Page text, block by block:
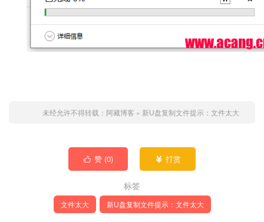
未经允许不得转载： 阿藏博客 » 新U盘复制文件提示：文件太大
 赞 (0)  打赏
标签
文件太大 新U盘复制文件提示：文件太大